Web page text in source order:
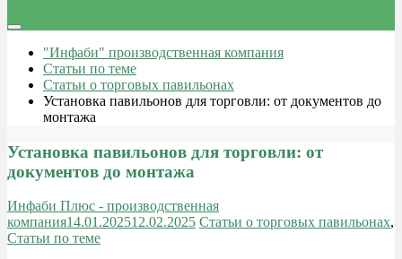
"Инфаби" производственная компания
Статьи по теме
Статьи о торговых павильонах
Установка павильонов для торговли: от документов до
монтажа
Установка павильонов для торговли: от
документов до монтажа
Инфаби Плюс - производственная
компания14.01.202512.02.2025 Статьи о торговых павильонах,
Статьи по теме